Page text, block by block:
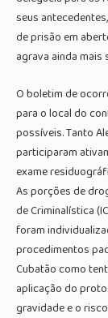
seus
de prisão em
agrava ainda mais
O boletim de
para o local do
possíveis. Tanto
participaram
exame
As porções de
de Criminalística
foram
procedimentos
Cubatão como
aplicação do
gravidade e o